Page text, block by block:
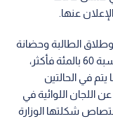
عنها.
وطلاق الطالبة وحضانة
أطفالها، والجلوة العشائرية، وعجز الطالب بنسبة 60 بالمئة فأكثر،
في الحالتين
اللجان اللوائية في
شكلتها الوزارة